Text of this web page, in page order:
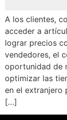
A los clientes,
acceder a
lograr precios
vendedores, el
oportunidad de
optimizar las
en el extranjero
[…]